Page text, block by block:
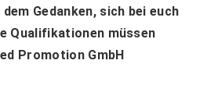
Gedanken, sich bei euch
Qualifikationen müssen
Promotion GmbH